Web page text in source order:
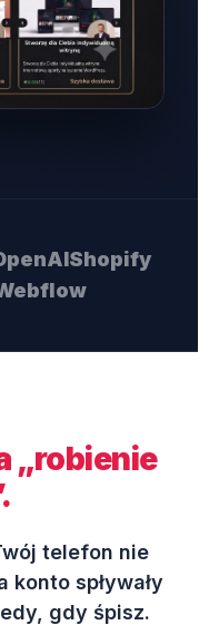
Shopify
„robienie
telefon nie
konto spływały
gdy śpisz.